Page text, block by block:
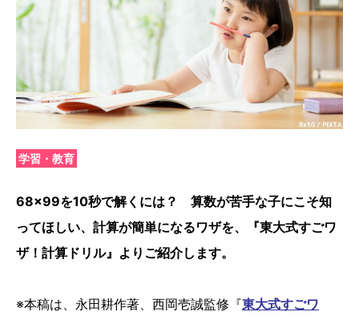
学習・教育
68×99を10秒で解くには？ 算数が苦手な子にこそ知
ってほしい、計算が簡単になるワザを、『東大式すごワ
ザ！計算ドリル』よりご紹介します。
※本稿は、永田耕作著、西岡壱誠監修『東大式すごワ